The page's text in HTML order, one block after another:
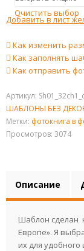
Очистить выбор
Добавить в лист
Как изменить
Как заполнять
Как отправить
Артикул:
ШАБЛОНЫ БЕЗ
Метки: фотокнига в
Просмотров: 3074
Описание
Шаблон сделан
Европе». Я
их для